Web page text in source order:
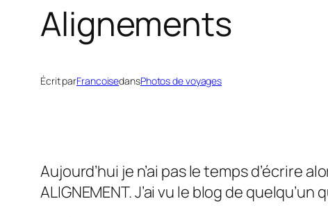
Alignements
Écrit parFrancoisedansPhotos de voyages
Aujourd’hui je n’ai pas le temps d’écrire
ALIGNEMENT. J’ai vu le blog de